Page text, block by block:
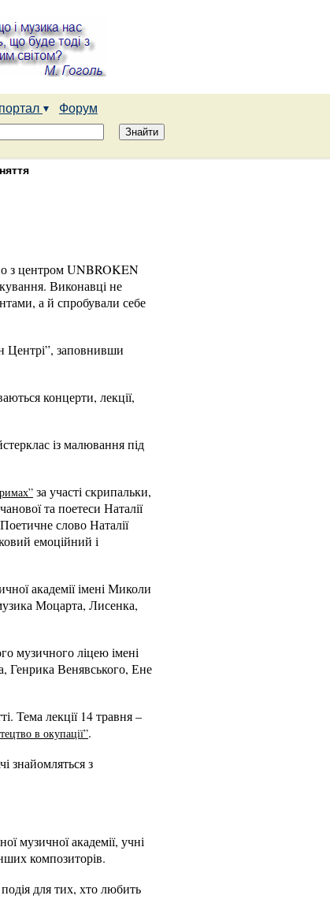
Форум
з центром UNBROKEN
Виконавці не
а й спробували себе
Центрі”, заповнивши
концерти, лекції,
із малювання під
за участі скрипальки,
та поетеси Наталії
слово Наталії
емоційний і
академії імені Миколи
Моцарта, Лисенка,
музичного ліцею імені
Генрика Венявського, Ене
Тема лекції 14 травня –
в окупації”.
знайомляться з
музичної академії, учні
композиторів.
для тих, хто любить